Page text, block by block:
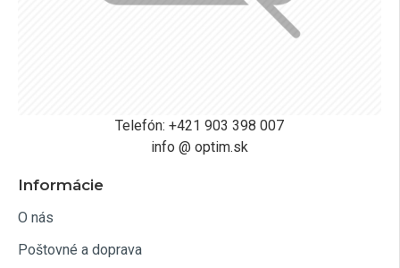
Telefón: +421 903 398 007
info @ optim.sk
Informácie
O nás
Poštovné a doprava